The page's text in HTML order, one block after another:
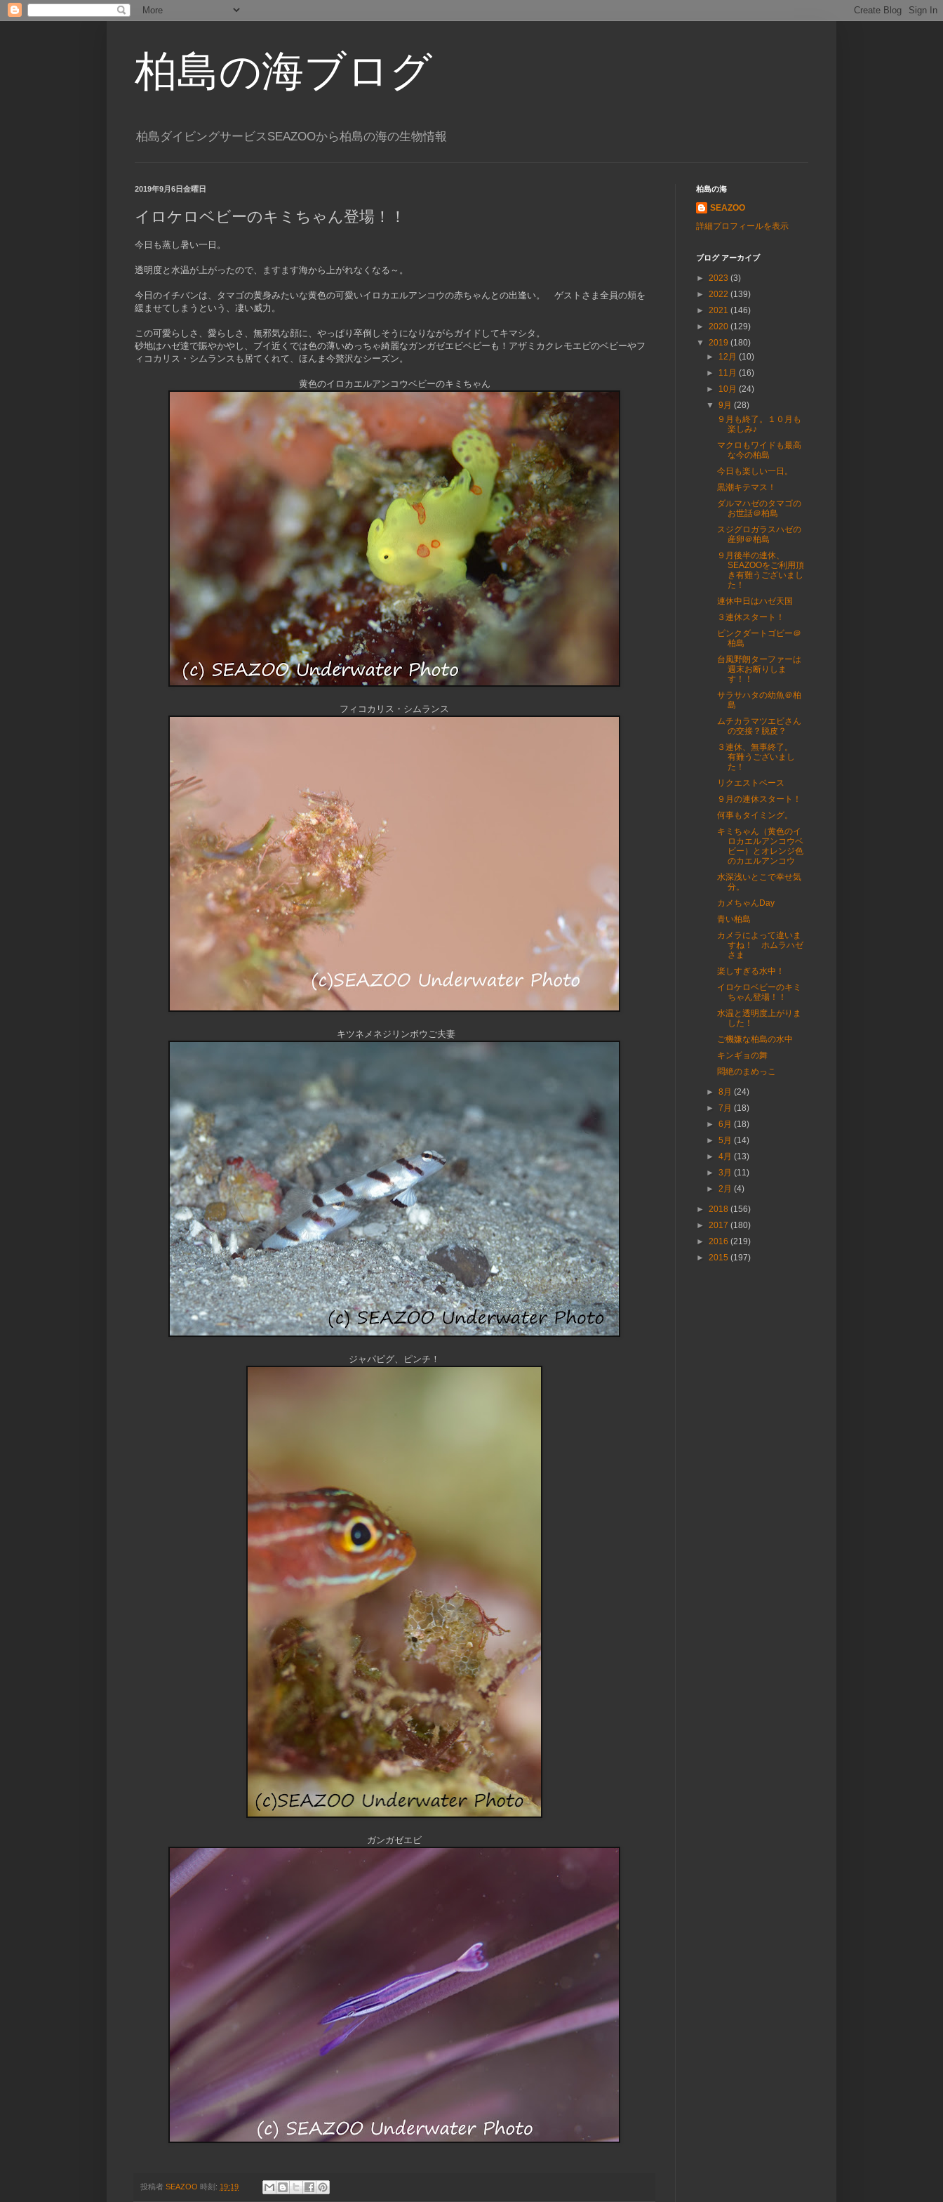
柏島の海ブログ
柏島ダイビングサービスSEAZOOから柏島の海の生物情報
2019年9月6日金曜日
イロケロベビーのキミちゃん登場！！
今日も蒸し暑い一日。
透明度と水温が上がったので、ますます海から上がれなくなる～。
今日のイチバンは、タマゴの黄身みたいな黄色の可愛いイロカエルアンコウの赤ちゃんとの出逢い。 ゲストさま全員の頬を
緩ませてしまうという、凄い威力。
この可愛らしさ、愛らしさ、無邪気な顔に、やっぱり卒倒しそうになりながらガイドしてキマシタ。
砂地はハゼ達で賑やかやし、ブイ近くでは色の薄いめっちゃ綺麗なガンガゼエビベビーも！アザミカクレモエビのベビーやフ
ィコカリス・シムランスも居てくれて、ほんま今贅沢なシーズン。
黄色のイロカエルアンコウベビーのキミちゃん
フィコカリス・シムランス
キツネメネジリンボウご夫妻
ジャパピグ、ピンチ！
ガンガゼエビ
投稿者 SEAZOO 時刻: 19:19
柏島の海
SEAZOO
詳細プロフィールを表示
ブログ アーカイブ
► 2023 (3)
► 2022 (139)
► 2021 (146)
► 2020 (129)
▼ 2019 (180)
► 12月(10)
► 11月(16)
► 10月(24)
▼9月(28)
９月も終了。１０月も
楽しみ♪
マクロもワイドも最高
な今の柏島
今日も楽しい一日。
黒潮キテマス！
ダルマハゼのタマゴの
お世話＠柏島
スジグロガラスハゼの
産卵＠柏島
９月後半の連休、
SEAZOOをご利用頂
き有難うございまし
た！
連休中日はハゼ天国
３連休スタート！
ピンクダートゴビー＠
柏島
台風野朗ターファーは
週末お断りしま
す！！
サラサハタの幼魚＠柏
島
ムチカラマツエビさん
の交接？脱皮？
３連休、無事終了。
有難うございまし
た！
リクエストベース
９月の連休スタート！
何事もタイミング。
キミちゃん（黄色のイ
ロカエルアンコウベ
ビー）とオレンジ色
のカエルアンコウ
水深浅いとこで幸せ気
分。
カメちゃんDay
青い柏島
カメラによって違いま
すね！ ホムラハゼ
さま
楽しすぎる水中！
イロケロベビーのキミ
ちゃん登場！！
水温と透明度上がりま
した！
ご機嫌な柏島の水中
キンギョの舞
悶絶のまめっこ
►8月(24)
►7月(18)
►6月(18)
►5月(14)
►4月(13)
►3月(11)
►2月(4)
► 2018 (156)
► 2017 (180)
► 2016 (219)
► 2015 (197)